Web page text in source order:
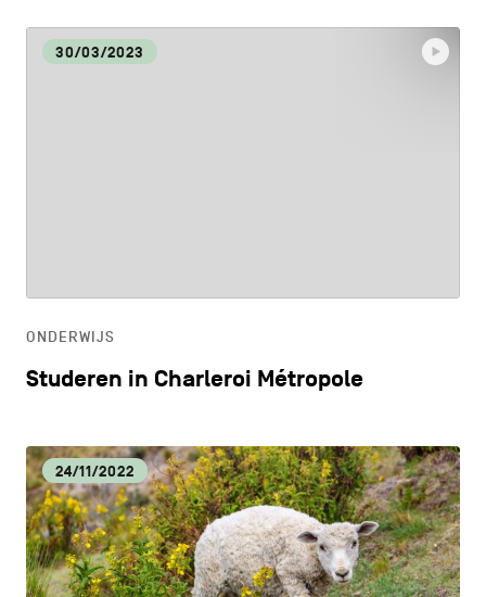
30/03/2023
ONDERWIJS
Studeren in Charleroi Métropole
24/11/2022